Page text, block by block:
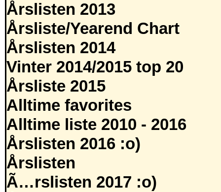
Årslisten 2013
Årsliste/Yearend Chart
Årslisten 2014
Vinter 2014/2015 top 20
Årsliste 2015
Alltime favorites
Alltime liste 2010 - 2016
Årslisten 2016 :o)
Årslisten
Ã…rslisten 2017 :o)